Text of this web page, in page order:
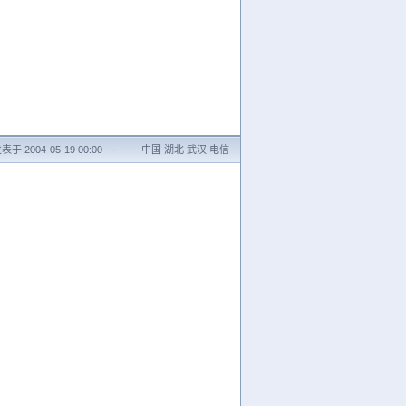
表于 2004-05-19 00:00 · 中国 湖北 武汉 电信